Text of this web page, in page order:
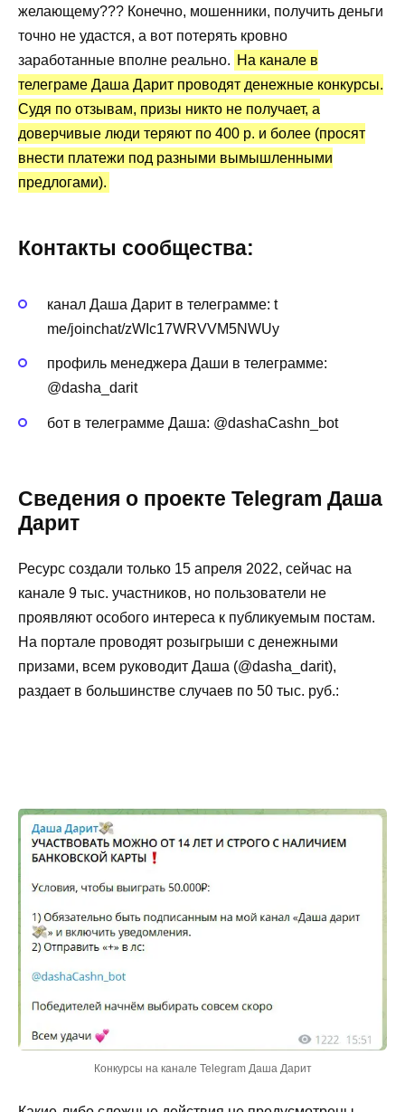
желающему??? Конечно, мошенники, получить деньги
точно не удастся, а вот потерять кровно
заработанные вполне реально. На канале в
телеграме Даша Дарит проводят денежные конкурсы.
Судя по отзывам, призы никто не получает, а
доверчивые люди теряют по 400 р. и более (просят
внести платежи под разными вымышленными
предлогами).
Контакты сообщества:
канал Даша Дарит в телеграмме: t
me/joinchat/zWIc17WRVVM5NWUy
профиль менеджера Даши в телеграмме:
@dasha_darit
бот в телеграмме Даша: @dashaCashn_bot
Сведения о проекте Telegram Даша
Дарит
Ресурс создали только 15 апреля 2022, сейчас на
канале 9 тыс. участников, но пользователи не
проявляют особого интереса к публикуемым постам.
На портале проводят розыгрыши с денежными
призами, всем руководит Даша (@dasha_darit),
раздает в большинстве случаев по 50 тыс. руб.:
Конкурсы на канале Telegram Даша Дарит